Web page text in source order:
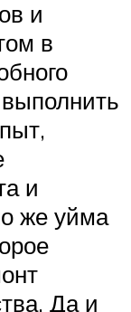
и
в
и
же уйма
Да и